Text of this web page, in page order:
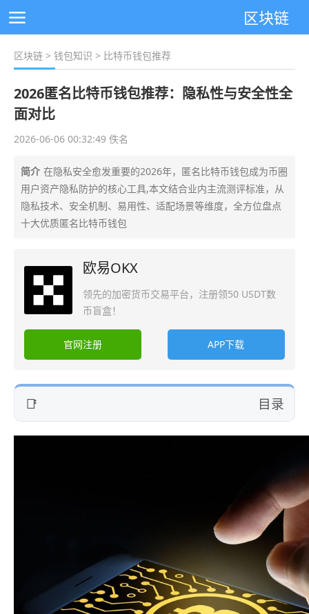
区块链
区块链 > 钱包知识 > 比特币钱包推荐
2026匿名比特币钱包推荐：隐私性与安全性全
面对比
2026-06-06 00:32:49 佚名
简介 在隐私安全愈发重要的2026年，匿名比特币钱包成为币圈
用户资产隐私防护的核心工具,本文结合业内主流测评标准，从
隐私技术、安全机制、易用性、适配场景等维度，全方位盘点
十大优质匿名比特币钱包
欧易OKX
领先的加密货币交易平台，注册领50 USDT数
币盲盒！
官网注册 APP下载
目录